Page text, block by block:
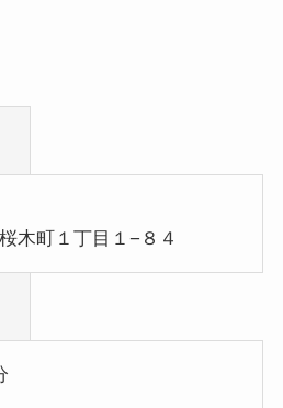
木町１丁目１−８４